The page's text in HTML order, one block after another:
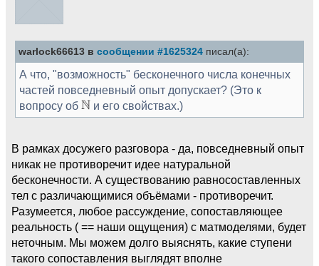
warlock66613 в сообщении #1625324 писал(а):
А что, "возможность" бесконечного числа конечных
частей повседневный опыт допускает? (Это к
вопросу об
и его свойствах.)
В рамках досужего разговора - да, повседневный опыт
никак не противоречит идее натуральной
бесконечности. А существованию равносоставленных
тел с различающимися объёмами - противоречит.
Разумеется, любое рассуждение, сопоставляющее
реальность ( == наши ощущения) с матмоделями, будет
неточным. Мы можем долго выяснять, какие ступени
такого сопоставления выглядят вполне